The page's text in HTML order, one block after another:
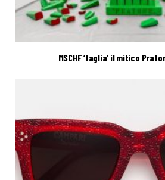
MSCHF ‘taglia’ il mitico